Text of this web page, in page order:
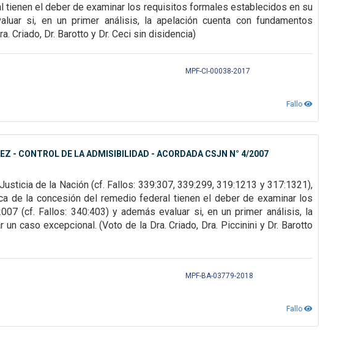
tienen el deber de examinar los requisitos formales establecidos en su
si, en un primer análisis, laapelación cuenta con fundamentos
Criado, Dr. Barotto y Dr. Ceci sin disidencia)
MPF-CI-00038-2017
Fallo
- CONTROL DE LA ADMISIBILIDAD - ACORDADA CSJN N° 4/2007
de la Nación (cf. Fallos: 339:307, 339:299, 319:1213 y 317:1321),
de la concesión del remedio federal tienen el deber de examinar los
(cf. Fallos: 340:403) y además evaluar si, en un primer análisis, la
caso excepcional. (Voto de la Dra. Criado, Dra. Piccinini y Dr. Barotto
MPF-BA-03779-2018
Fallo